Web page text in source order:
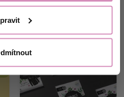
Do košíku
děkuji.